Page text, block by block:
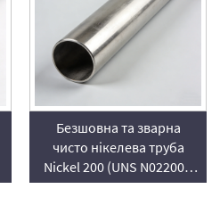
Безшовна та зварна
чисто нікелева труба
Nickel 200 (UNS N02200),
постачальник